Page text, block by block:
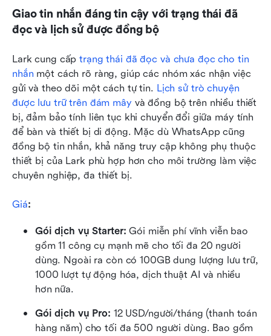
Giao tin nhắn đáng tin cậy với trạng thái đã
đọc và lịch sử được đồng bộ
Lark cung cấp trạng thái đã đọc và chưa đọc cho tin
nhắn một cách rõ ràng, giúp các nhóm xác nhận việc
gửi và theo dõi một cách tự tin. Lịch sử trò chuyện
được lưu trữ trên đám mây và đồng bộ trên nhiều thiết
bị, đảm bảo tính liên tục khi chuyển đổi giữa máy tính
để bàn và thiết bị di động. Mặc dù WhatsApp cũng
đồng bộ tin nhắn, khả năng truy cập không phụ thuộc
thiết bị của Lark phù hợp hơn cho môi trường làm việc
chuyên nghiệp, đa thiết bị.
Giá:
Gói dịch vụ Starter: Gói miễn phí vĩnh viễn bao
gồm 11 công cụ mạnh mẽ cho tối đa 20 người
dùng. Ngoài ra còn có 100GB dung lượng lưu trữ,
1000 lượt tự động hóa, dịch thuật AI và nhiều
hơn nữa.
Gói dịch vụ Pro: 12 USD/người/tháng (thanh toán
hàng năm) cho tối đa 500 người dùng. Bao gồm